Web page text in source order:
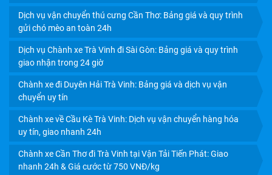
CHÀNH XE VĨNH LONG: GIÁ CƯỚC RẺ, GIAO NHẬN
Dịch vụ vận chuyển thú cưng Cần Thơ: Bảng giá và quy trình
gửi chó mèo an toàn 24h
Dịch vụ Chành xe Trà Vinh đi Sài Gòn: Bảng giá và quy trình
giao nhận trong 24 giờ
Chành xe đi Duyên Hải Trà Vinh: Bảng giá và dịch vụ vận
chuyển uy tín
Chành xe về Cầu Kè Trà Vinh: Dịch vụ vận chuyển hàng hóa
uy tín, giao nhanh 24h
Chành xe Cần Thơ đi Trà Vinh tại Vận Tải Tiến Phát: Giao
nhanh 24h & Giá cước từ 750 VNĐ/kg